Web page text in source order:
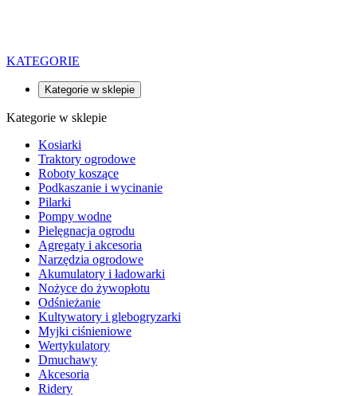
KATEGORIE
Kategorie w sklepie
Kategorie w sklepie
Kosiarki
Traktory ogrodowe
Roboty koszące
Podkaszanie i wycinanie
Pilarki
Pompy wodne
Pielęgnacja ogrodu
Agregaty i akcesoria
Narzędzia ogrodowe
Akumulatory i ładowarki
Nożyce do żywopłotu
Odśnieżanie
Kultywatory i glebogryzarki
Myjki ciśnieniowe
Wertykulatory
Dmuchawy
Akcesoria
Ridery